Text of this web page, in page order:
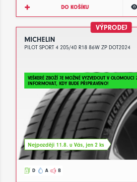
DO KOŠÍKU
VÝPRODEJ
MICHELIN
PILOT SPORT 4 205/40 R18 86W ZP DOT2024
VEŠKERÉ ZBOŽÍ JE MOŽNÉ VYZVEDOUT V
INFORMOVAT, KDY BUDE PŘIPRAVENO!
Nejpozději 11.8. u Vás, jen 2 ks
D A B